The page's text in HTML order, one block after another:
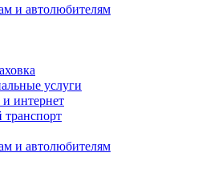
и автолюбителям
услуги
интернет
и автолюбителям